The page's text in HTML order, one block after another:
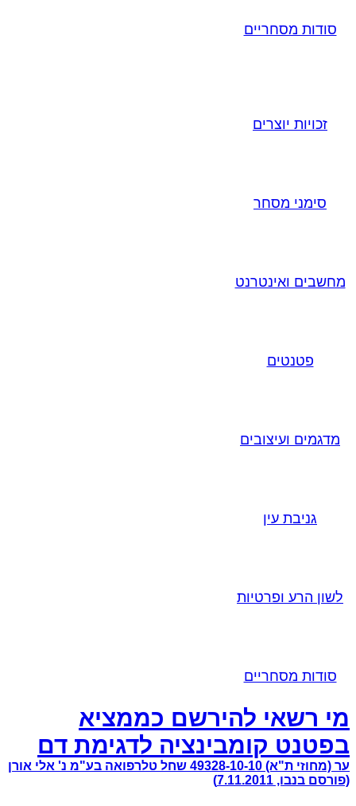
סודות מסחריים
זכויות יוצרים
סימני מסחר
מחשבים ואינטרנט
פטנטים
מדגמים ועיצובים
גניבת עין
לשון הרע ופרטיות
סודות מסחריים
מי רשאי להירשם כממציא
בפטנט קומבינציה לדגימת דם
ער (מחוזי ת"א) 49328-10-10 שחל טלרפואה בע"מ נ' אלי אורן
(פורסם בנבו, 7.11.2011)